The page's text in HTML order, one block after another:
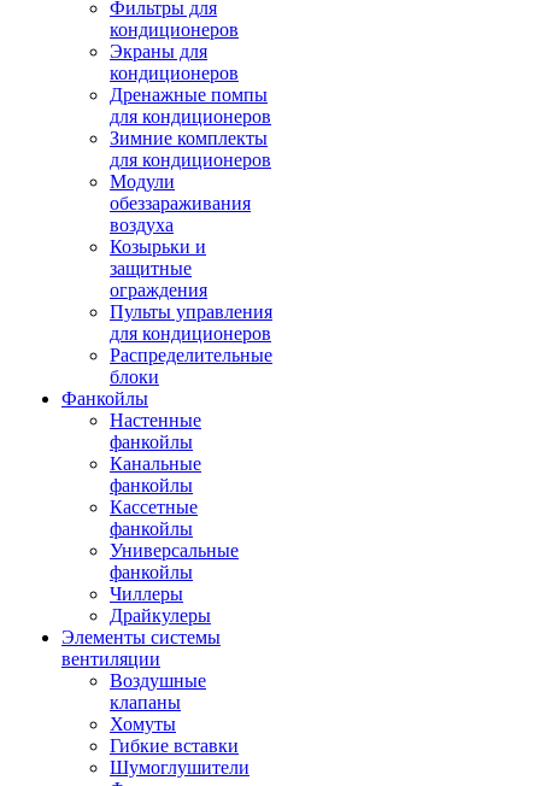
Фильтры для
кондиционеров
Экраны для
кондиционеров
Дренажные помпы
для кондиционеров
Зимние комплекты
для кондиционеров
Модули
обеззараживания
воздуха
Козырьки и
защитные
ограждения
Пульты управления
для кондиционеров
Распределительные
блоки
Фанкойлы
Настенные
фанкойлы
Канальные
фанкойлы
Кассетные
фанкойлы
Универсальные
фанкойлы
Чиллеры
Драйкулеры
Элементы системы
вентиляции
Воздушные
клапаны
Хомуты
Гибкие вставки
Шумоглушители